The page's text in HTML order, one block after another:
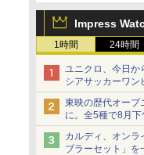
Impress
1時間 24時間
ユニクロ、今日か
シアサッカーワン
ショーツは1990
東映の歴代オープ
に。全5種で8月下
カルディ、オンラ
ブラーセット」を